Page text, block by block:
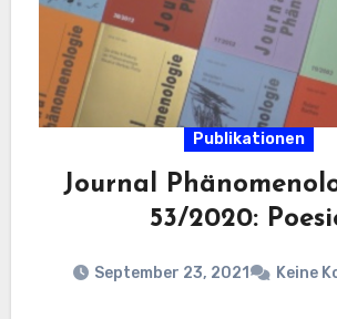
Publikationen
Journal
53/2020:
September 23, 2021 Keine